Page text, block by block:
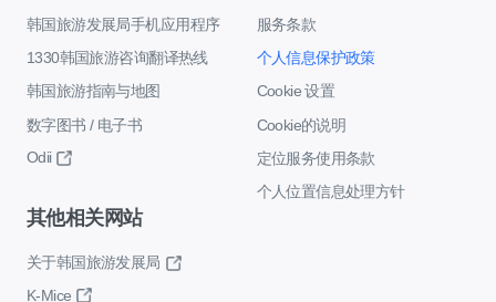
韩国旅游发展局手机应用程序
1330韩国旅游咨询翻译热线
韩国旅游指南与地图
数字图书 / 电子书
Odii
服务条款
个人信息保护政策
Cookie 设置
Cookie的说明
定位服务使用条款
个人位置信息处理方针
其他相关网站
关于韩国旅游发展局
K-Mice